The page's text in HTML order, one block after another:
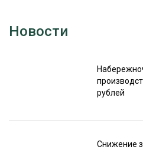
Новости
рублей
Снижение